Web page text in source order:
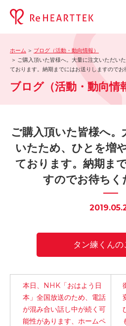
製品情
-「
活動情
-ブログ
-学会
-お客様
-メディ
誤嚥・
-誤嚥・
-誤嚥・
会社情
ホーム
ブログ（活動・動向情報）
ご購入頂いた皆様へ。大量に注文いただい
ております。納期までにはお送りしますのでお
ブログ（活動・動向情
ご購入頂いた皆様へ
いたため、ひとを増
ております。納期ま
すのでお待ちく
タン練くんの
本日、NHK「おはよう日
本」全国放送のため、電話
が混み合い話し中が続く可
能性があります、ホームペ